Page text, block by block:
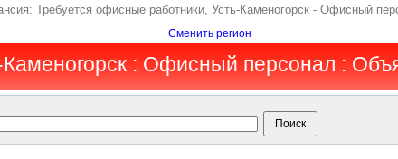
Требуется офисные работники, Усть-Каменогорск - Офисный
Сменить регион
Каменогорск : Офисный персонал :